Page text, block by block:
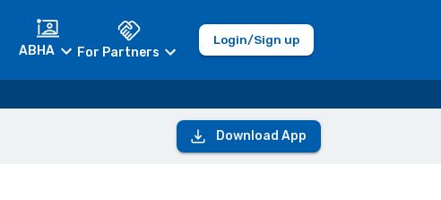
ABHA For Partners
Login/Sign up
Download App